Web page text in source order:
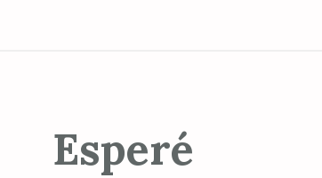
Esperé